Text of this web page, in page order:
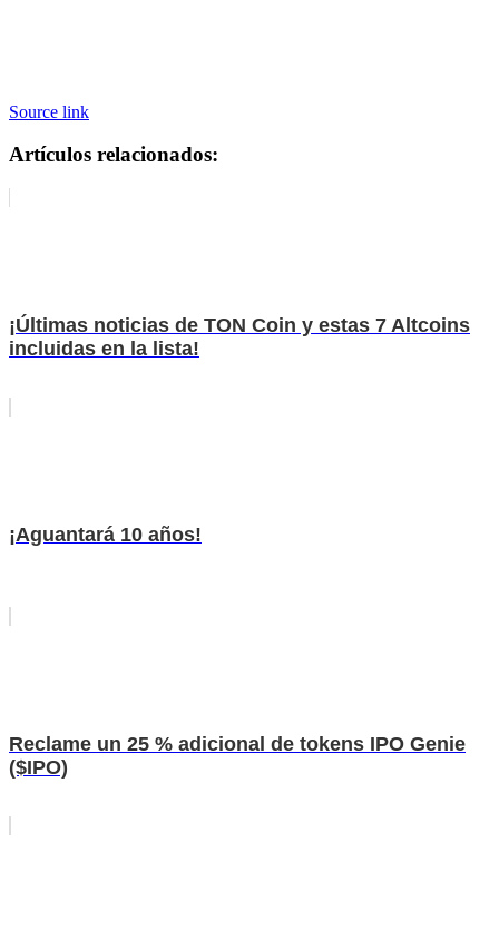
Source link
Artículos relacionados:
¡Últimas noticias de TON Coin y estas 7 Altcoins
incluidas en la lista!
¡Aguantará 10 años!
Reclame un 25 % adicional de tokens IPO Genie
($IPO)